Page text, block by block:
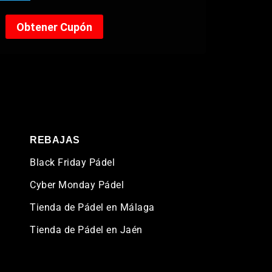
REBAJAS
Black Friday Pádel
Cyber Monday Pádel
Tienda de Pádel en Málaga
Tienda de Pádel en Jaén